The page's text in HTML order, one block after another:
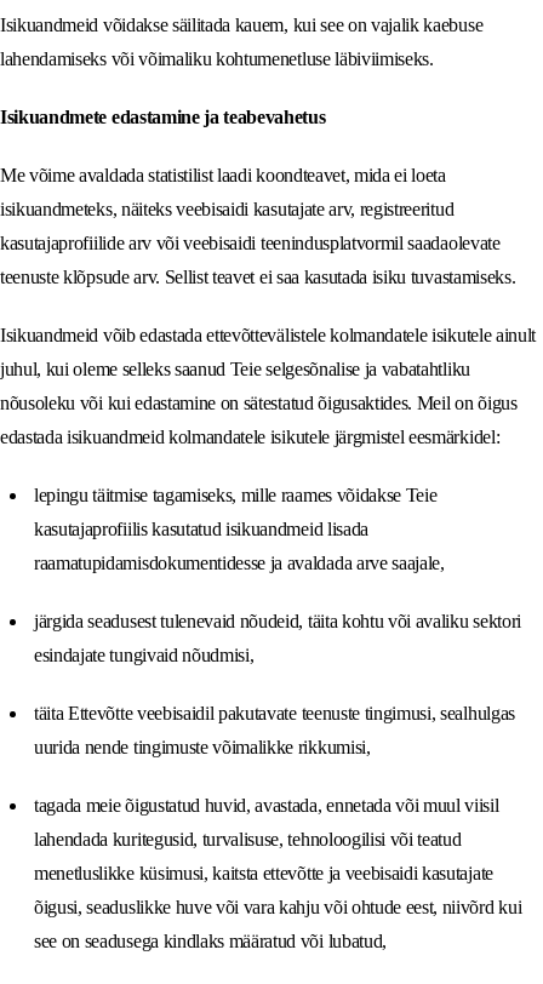
Isikuandmeid võidakse säilitada kauem, kui see on vajalik kaebuse
lahendamiseks või võimaliku kohtumenetluse läbiviimiseks.
Isikuandmete edastamine ja teabevahetus
Me võime avaldada statistilist laadi koondteavet, mida ei loeta
isikuandmeteks, näiteks veebisaidi kasutajate arv, registreeritud
kasutajaprofiilide arv või veebisaidi teenindusplatvormil saadaolevate
teenuste klõpsude arv. Sellist teavet ei saa kasutada isiku tuvastamiseks.
Isikuandmeid võib edastada ettevõttevälistele kolmandatele isikutele ainult
juhul, kui oleme selleks saanud Teie selgesõnalise ja vabatahtliku
nõusoleku või kui edastamine on sätestatud õigusaktides. Meil ​​on õigus
edastada isikuandmeid kolmandatele isikutele järgmistel eesmärkidel:
lepingu täitmise tagamiseks, mille raames võidakse Teie
kasutajaprofiilis kasutatud isikuandmeid lisada
raamatupidamisdokumentidesse ja avaldada arve saajale,
järgida seadusest tulenevaid nõudeid, täita kohtu või avaliku sektori
esindajate tungivaid nõudmisi,
täita Ettevõtte veebisaidil pakutavate teenuste tingimusi, sealhulgas
uurida nende tingimuste võimalikke rikkumisi,
tagada meie õigustatud huvid, avastada, ennetada või muul viisil
lahendada kuritegusid, turvalisuse, tehnoloogilisi või teatud
menetluslikke küsimusi, kaitsta ettevõtte ja veebisaidi kasutajate
õigusi, seaduslikke huve või vara kahju või ohtude eest, niivõrd kui
see on seadusega kindlaks määratud või lubatud,